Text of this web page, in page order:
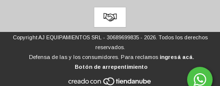
Copyright AJ EQUIPAMIENTOS SRL - 30689699835 - 2026. Todos los derechos
reservados.
Defensa de las y los consumidores. Para reclamos ingresá acá.
Botón de arrepentimiento